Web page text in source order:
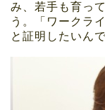
み、若手も育っ
う。「ワークラ
と証明したいんで